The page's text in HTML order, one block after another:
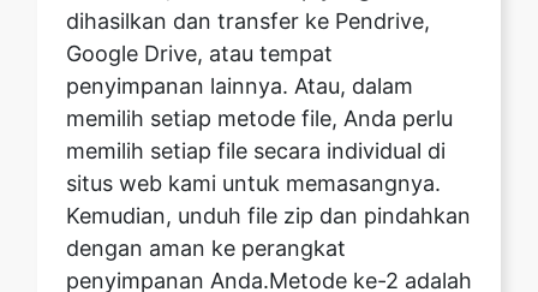
memilih setiap metode file, Anda perlu
memilih setiap file secara individual di
situs web kami untuk memasangnya.
Kemudian, unduh file zip dan pindahkan
dengan aman ke perangkat
penyimpanan Anda.Metode ke-2 adalah
memilih setiap file untuk zip satu per
satu, zip file menggunakan situs web
kami, dan mengunduh file secara